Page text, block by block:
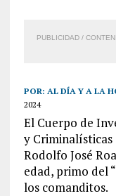
PUBLICIDAD /
POR: AL DÍA Y A LA
2024
El Cuerpo de
y Criminalísticas
Rodolfo José
edad, primo del
los comanditos.